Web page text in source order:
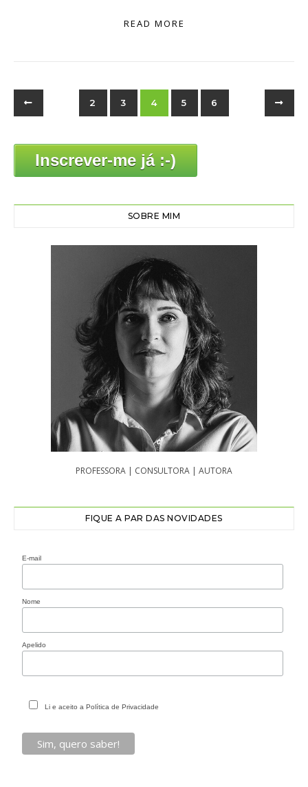
READ MORE
2 3 4 5 6
Inscrever-me já :-)
SOBRE MIM
PROFESSORA | CONSULTORA | AUTORA
FIQUE A PAR DAS NOVIDADES
E-mail
Nome
Apelido
Li e aceito a Política de Privacidade